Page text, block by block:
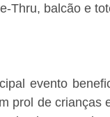
Thru, balcão e
evento
prol de crianças